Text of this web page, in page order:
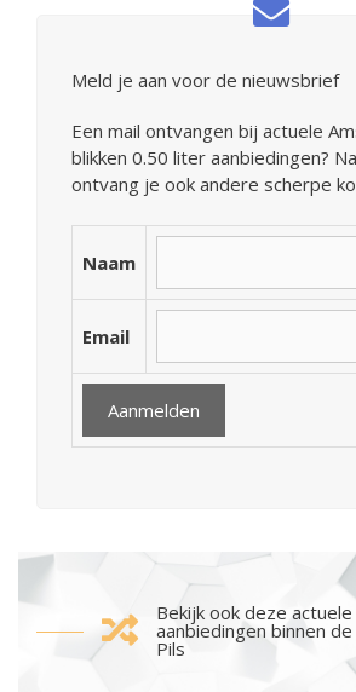
Meld je aan voor de nieuwsbrief
Een mail ontvangen bij actuele
blikken 0.50 liter aanbiedingen?
ontvang je ook andere scherpe
Naam
Email
Bekijk ook deze actuele
aanbiedingen binnen
Pils